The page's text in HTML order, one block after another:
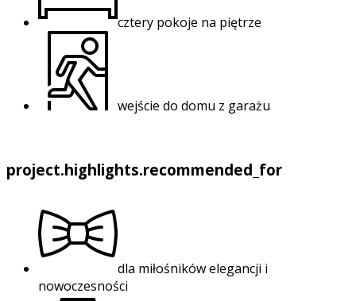
cztery pokoje na piętrze
wejście do domu z garażu
project.highlights.recommended_for
dla miłośników elegancji i
nowoczesności